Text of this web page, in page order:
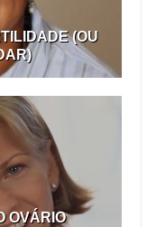
(OU
OVÁRIO